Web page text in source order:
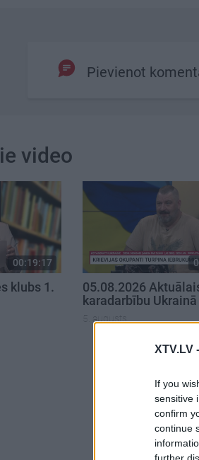
XTV.LV -
If you
sensitive
confirm
continue
further
Pievienot
video
00:19:17
klubs 1.
05.08.2026
karadarbību
5. augusts